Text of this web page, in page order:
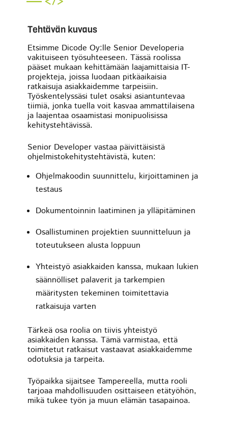
Tehtävän kuvaus
Etsimme Dicode Oy:lle Senior Developeria
vakituiseen työsuhteeseen. Tässä roolissa
pääset mukaan kehittämään laajamittaisia IT-
projekteja, joissa luodaan pitkäaikaisia
ratkaisuja asiakkaidemme tarpeisiin.
Työskentelyssäsi tulet osaksi asiantuntevaa
tiimiä, jonka tuella voit kasvaa ammattilaisena
ja laajentaa osaamistasi monipuolisissa
kehitystehtävissä.
Senior Developer vastaa päivittäisistä
ohjelmistokehitystehtävistä, kuten:
Ohjelmakoodin suunnittelu, kirjoittaminen ja
testaus
Dokumentoinnin laatiminen ja ylläpitäminen
Osallistuminen projektien suunnitteluun ja
toteutukseen alusta loppuun
Yhteistyö asiakkaiden kanssa, mukaan lukien
säännölliset palaverit ja tarkempien
määritysten tekeminen toimitettavia
ratkaisuja varten
Tärkeä osa roolia on tiivis yhteistyö
asiakkaiden kanssa. Tämä varmistaa, että
toimitetut ratkaisut vastaavat asiakkaidemme
odotuksia ja tarpeita.
Työpaikka sijaitsee Tampereella, mutta rooli
tarjoaa mahdollisuuden osittaiseen etätyöhön,
mikä tukee työn ja muun elämän tasapainoa.